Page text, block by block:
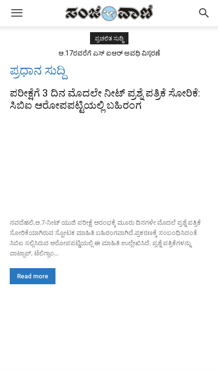
ಪ್ರಚಲಿತ ಸುದ್ಧಿ
ಆ.17ರವರೆಗೆ ಎಸ್ ಐಆರ್ ಅವಧಿ ವಿಸ್ತರಣೆ
ಪ್ರಧಾನ ಸುದ್ದಿ
ಪರೀಕ್ಷೆಗೆ 3 ದಿನ ಮೊದಲೇ ನೀಟ್ ಪ್ರಶ್ನೆ ಪತ್ರಿಕೆ ಸೋರಿಕೆ:
ಸಿಬಿಐ ಆರೋಪಪಟ್ಟಿಯಲ್ಲಿ ಬಹಿರಂಗ
ನವದೆಹಲಿ,ಆ.7-ನೀಟ್ ಯುಜಿ ಪರೀಕ್ಷೆ ಆರಂಭಕ್ಕೆ ಮೂರು ದಿನಗಳೇ ಮೊದಲೆ‌ ಪ್ರಶ್ನೆ ಪತ್ರಿಕೆ
ಸೋರಿಕೆಯಾಗಿರುವ ಸ್ಪೋಟಕ ಮಾಹಿತಿ ಬಹಿರಂಗವಾಗಿದೆ.ಪ್ರಕರಣಕ್ಕೆ ಸಂಬಂಧಿಸಿದಂತೆ
ಸಿಬಿಐ ಸಲ್ಲಿಸಿರುವ ಆರೋಪಪಟ್ಡಿಯಲ್ಲಿ ಈ ಮಾಹಿತಿ ಉಲ್ಲೇಖಿಸಿದೆ. ಪ್ರಶ್ನೆ ಪತ್ರಿಕೆಗಳನ್ನು
ವಾಟ್ಸಾಪ್, ಟೆಲಿಗ್ರಾಂ...
Read more